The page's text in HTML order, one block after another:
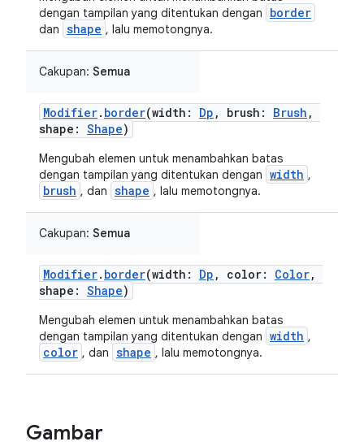
dengan tampilan yang ditentukan dengan
border
dan shape , lalu memotongnya.
Cakupan: Semua
Modifier. border(width: Dp , brush: Brush ,
shape: Shape)
Mengubah elemen untuk menambahkan batas
dengan tampilan yang ditentukan dengan width ,
brush , dan shape , lalu memotongnya.
Cakupan: Semua
Modifier. border(width: Dp , color: Color,
shape: Shape)
Mengubah elemen untuk menambahkan batas
dengan tampilan yang ditentukan dengan width ,
color , dan shape , lalu memotongnya.
Gambar